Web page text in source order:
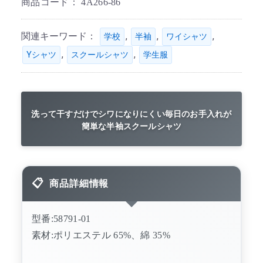
商品コード：4A266-86
関連キーワード： 学校 , 半袖 , ワイシャツ ,
Yシャツ , スクールシャツ , 学生服
洗って干すだけでシワになりにくい毎日のお手入れが
簡単な半袖スクールシャツ
商品詳細情報
型番:58791-01
素材:ポリエステル 65%、綿 35%